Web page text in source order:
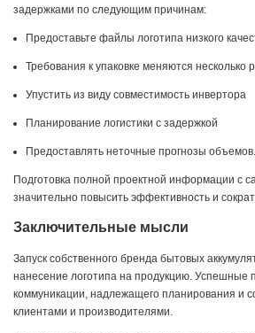
задержками по следующим причинам:
Предоставьте файлы логотипа низкого
Требования к упаковке меняются несколько
Упустить из виду совместимость инвертора
Планирование логистики с задержкой
Предоставлять неточные прогнозы объемов.
Подготовка полной проектной информации с
значительно повысить эффективность и
Заключительные мысли
Запуск собственного бренда бытовых
нанесение логотипа на продукцию. Успешные
коммуникации, надлежащего планирования и
клиентами и производителями.